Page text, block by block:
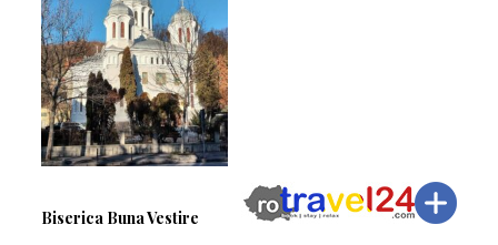
Biserica Buna Vestire